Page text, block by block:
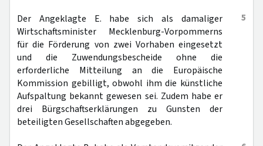
5
Der Angeklagte E. habe sich als damaliger
Wirtschaftsminister Mecklenburg-Vorpommerns
für die Förderung von zwei Vorhaben eingesetzt
und die Zuwendungsbescheide ohne die
erforderliche Mitteilung an die Europäische
Kommission gebilligt, obwohl ihm die künstliche
Aufspaltung bekannt gewesen sei. Zudem habe er
drei Bürgschaftserklärungen zu Gunsten der
beteiligten Gesellschaften abgegeben.